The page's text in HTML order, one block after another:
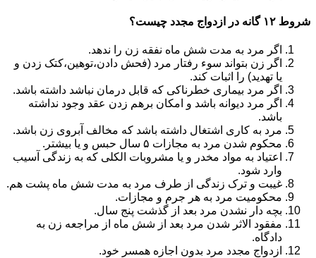
شروط ۱۲ گانه در ازدواج مجدد چیست؟
اگر مرد به مدت شش ماه نفقه زن را ندهد.
اگر زن بتواند سوء رفتار مرد (فحش دادن،توهین،کتک زدن و
یا تهدید) را اثبات کند.
اگر مرد بیماری خطرناکی که قابل درمان نباشد داشته باشد.
اگر مرد دیوانه باشد و امکان برهم زدن عقد وجود نداشته
باشد.
مرد به کاری اشتغال داشته باشد که مخالف آبروی زن باشد.
محکوم شدن مرد به مجازات ۵ سال حبس و یا بیشتر.
اعتیاد به مواد مخدر و یا مشروبات الکلی که به زندگی آسیب
وارد شود.
غیبت و ترک زندگی از طرف مرد به مدت شش ماه پشت هم.
محکومیت مرد به هر جرم و مجازات.
بچه دار نشدن مرد بعد از گذشت پنج سال.
مفقود الاثر شدن مرد بعد از شش ماه از مراجعه زن به
دادگاه.
ازدواج مجدد مرد بدون اجازه همسر خود.